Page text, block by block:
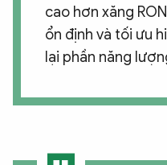
cao hơn xăng
ổn định và tối ưu
lại phần năng